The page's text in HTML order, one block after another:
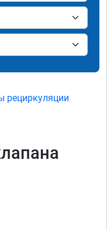
рециркуляции